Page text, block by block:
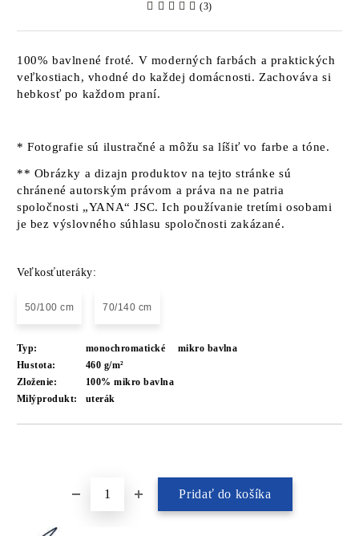
(3)
100% bavlnené froté. V moderných farbách a praktických
veľkostiach, vhodné do každej domácnosti. Zachováva si
hebkosť po každom praní.
* Fotografie sú ilustračné a môžu sa líšiť vo farbe a tóne.
** Obrázky a dizajn produktov na tejto stránke sú
chránené autorským právom a práva na ne patria
spoločnosti „YANA“ JSC. Ich používanie tretími osobami
je bez výslovného súhlasu spoločnosti zakázané.
Veľkosťuteráky:
50/100 cm 70/140 cm
Typ: monochromatické
mikro bavlna
Hustota:
460 g/m²
Zloženie:
100% mikro bavlna
Milýprodukt:
uterák